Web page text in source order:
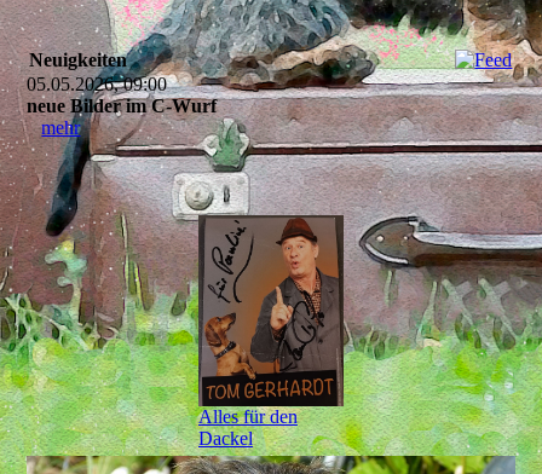
Neuigkeiten
05.05.2026, 09:00
neue Bilder im C-Wurf
mehr
Alles für den
Dackel